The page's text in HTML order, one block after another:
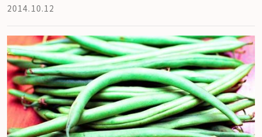
2014.10.12